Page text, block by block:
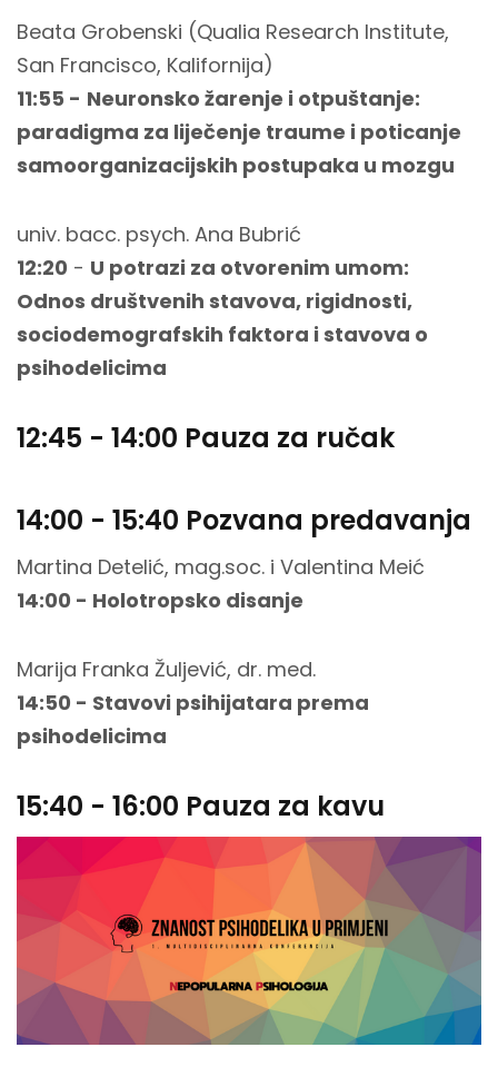
Beata Grobenski (Qualia Research Institute,
San Francisco, Kalifornija)
11:55 - Neuronsko žarenje i otpuštanje:
paradigma za liječenje traume i poticanje
samoorganizacijskih postupaka u mozgu
univ. bacc. psych. Ana Bubrić
12:20 - U potrazi za otvorenim umom:
Odnos društvenih stavova, rigidnosti,
sociodemografskih faktora i stavova o
psihodelicima
12:45 - 14:00 Pauza za ručak
14:00 - 15:40 Pozvana predavanja
Martina Detelić, mag.soc. i Valentina Meić
14:00 - Holotropsko disanje
Marija Franka Žuljević, dr. med.
14:50 - Stavovi psihijatara prema
psihodelicima
15:40 - 16:00 Pauza za kavu